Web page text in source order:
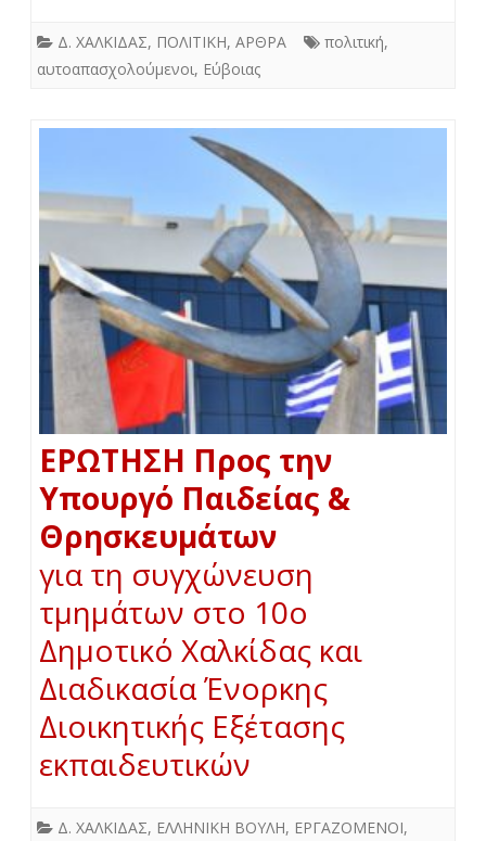
Δ. ΧΑΛΚΙΔΑΣ, ΠΟΛΙΤΙΚΗ, ΑΡΘΡΑ πολιτική,
αυτοαπασχολούμενοι, Εύβοιας
ΕΡΩΤΗΣΗ Προς την
Υπουργό Παιδείας &
Θρησκευμάτων
για τη συγχώνευση
τμημάτων στο 10ο
Δημοτικό Χαλκίδας και
Διαδικασία Ένορκης
Διοικητικής Εξέτασης
εκπαιδευτικών
Δ. ΧΑΛΚΙΔΑΣ, ΕΛΛΗΝΙΚΗ ΒΟΥΛΗ, ΕΡΓΑΖΟΜΕΝΟΙ,